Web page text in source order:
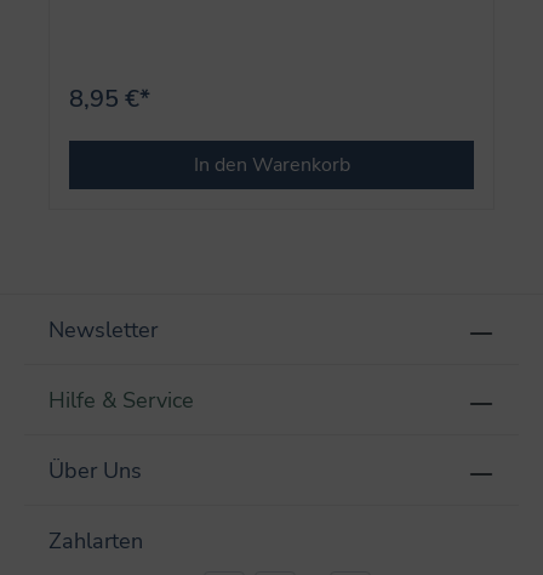
8,95 €*
In den Warenkorb
Newsletter
Hilfe & Service
Über Uns
Zahlarten